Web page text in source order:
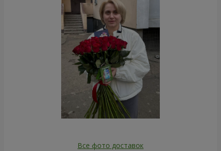
Все фото доставок